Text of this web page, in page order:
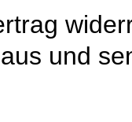
und